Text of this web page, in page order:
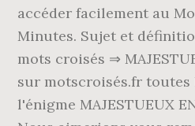
accéder facilement au
Minutes. Sujet et
mots croisés ⇒
sur motscroisés.fr
l'énigme MAJESTUEUX